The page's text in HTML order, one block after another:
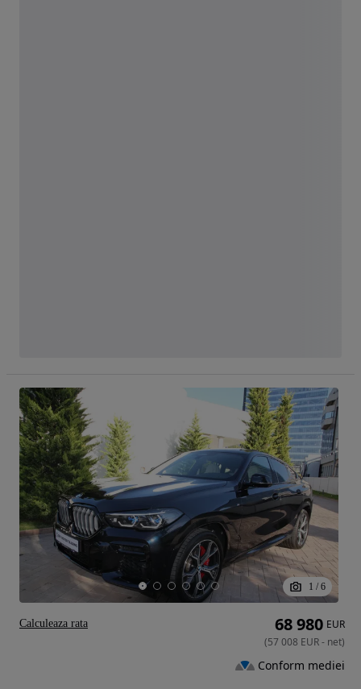
1 / 6
68 980 EUR
(57 008 EUR- net)
Conform mediei
Calculeaza rata